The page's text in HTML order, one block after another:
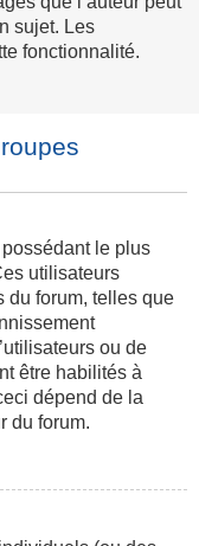
sujet. Les
fonctionnalité.
le plus
utilisateurs
du forum, telles que
ou de
être habilités à
dépend de la
du forum.